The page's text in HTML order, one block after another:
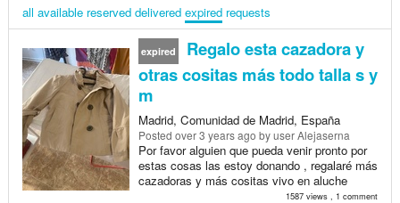
all available reserved delivered expired requests
expired
Regalo esta cazadora y
otras cositas más todo talla s y
m
Madrid, Comunidad de Madrid, España
Posted over 3 years ago by user Alejaserna
Por favor alguien que pueda venir pronto por
estas cosas las estoy donando , regalaré más
cazadoras y más cositas vivo en aluche
1587 views , 1 comment